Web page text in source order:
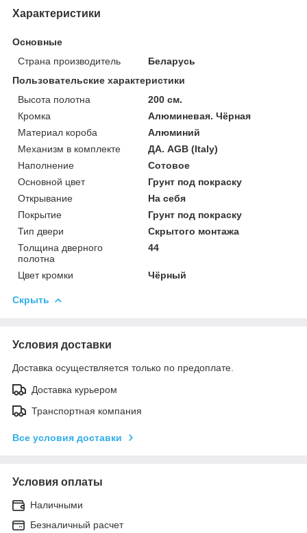
Характеристики
Основные
Страна производитель
Беларусь
Пользовательские характеристики
Высота полотна
200 см.
Кромка
Алюминевая. Чёрная
Материал короба
Алюминий
Механизм в комплекте
ДА. AGB (Italy)
Наполнение
Сотовое
Основной цвет
Грунт под покраску
Открывание
На себя
Покрытие
Грунт под покраску
Тип двери
Скрытого монтажа
Толщина дверного
полотна
44
Цвет кромки Чёрный
Скрыть
Условия доставки
Доставка осуществляется только по предоплате.
Доставка курьером
Транспортная компания
Все условия доставки
Условия оплаты
Наличными
Безналичный расчет